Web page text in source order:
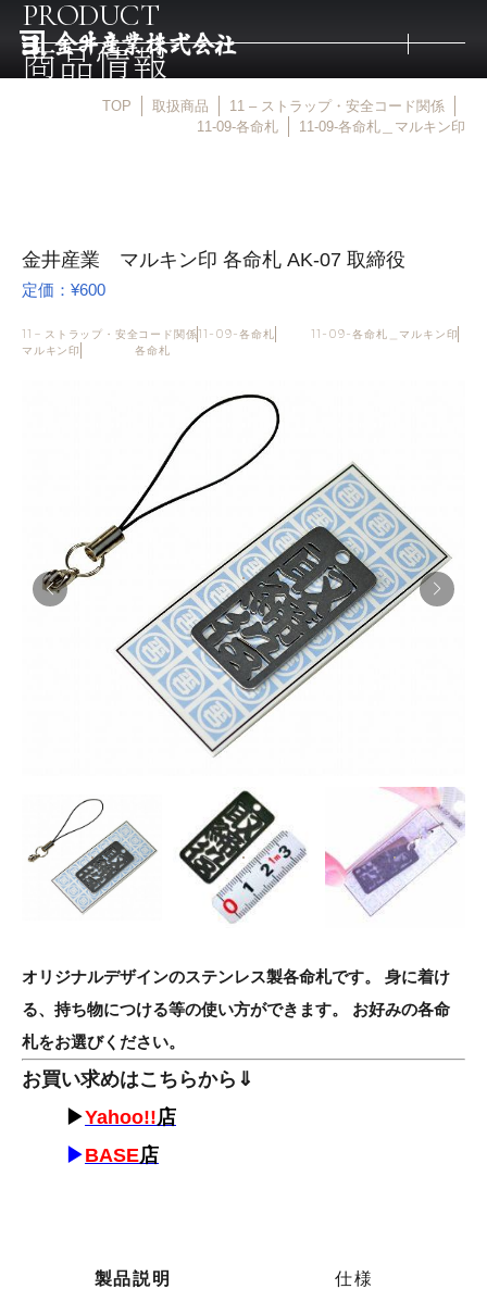
取扱メーカー
金井産業の強み
お知らせ
採用情報
お問い合わせはこちら
PRODUCT
商品情報
TOP 取扱商品
11 – ストラップ・安全コード関係
11-09-各命札
11-09-各命札＿マルキン印
金井産業 マルキン印 各命札 AK-07 取締役
定価：¥600
11 – ストラップ・安全コード関係11-09-各命札
11-09-各命札＿マルキン印
マルキン印
各命札
オリジナルデザインのステンレス製各命札です。 身に着け
る、持ち物につける等の使い方ができます。 お好みの各命
札をお選びください。
お買い求めはこちらから⇓
▶Yahoo!!店
▶BASE店
製品説明 仕様